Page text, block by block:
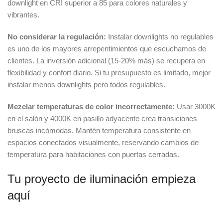
downlight en CRI superior a 85 para colores naturales y
vibrantes.
No considerar la regulación: Instalar downlights no regulables
es uno de los mayores arrepentimientos que escuchamos de
clientes. La inversión adicional (15-20% más) se recupera en
flexibilidad y confort diario. Si tu presupuesto es limitado, mejor
instalar menos downlights pero todos regulables.
Mezclar temperaturas de color incorrectamente: Usar 3000K
en el salón y 4000K en pasillo adyacente crea transiciones
bruscas incómodas. Mantén temperatura consistente en
espacios conectados visualmente, reservando cambios de
temperatura para habitaciones con puertas cerradas.
Tu proyecto de iluminación empieza
aquí